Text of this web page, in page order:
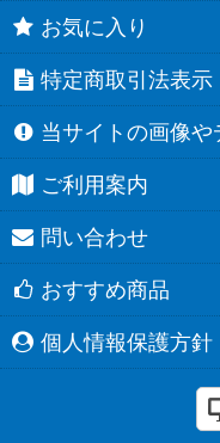
お気に入り
特定商取引法表示
当サイトの画像
ご利用案内
問い合わせ
おすすめ商品
個人情報保護方針